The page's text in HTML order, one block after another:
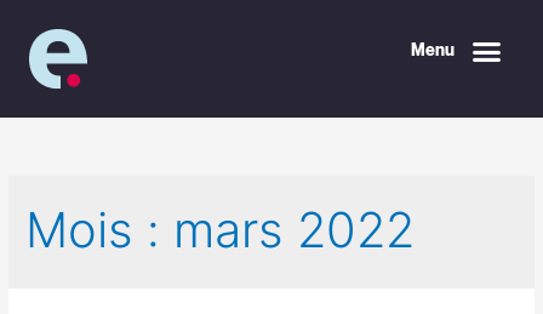
Menu
Mois : mars 2022